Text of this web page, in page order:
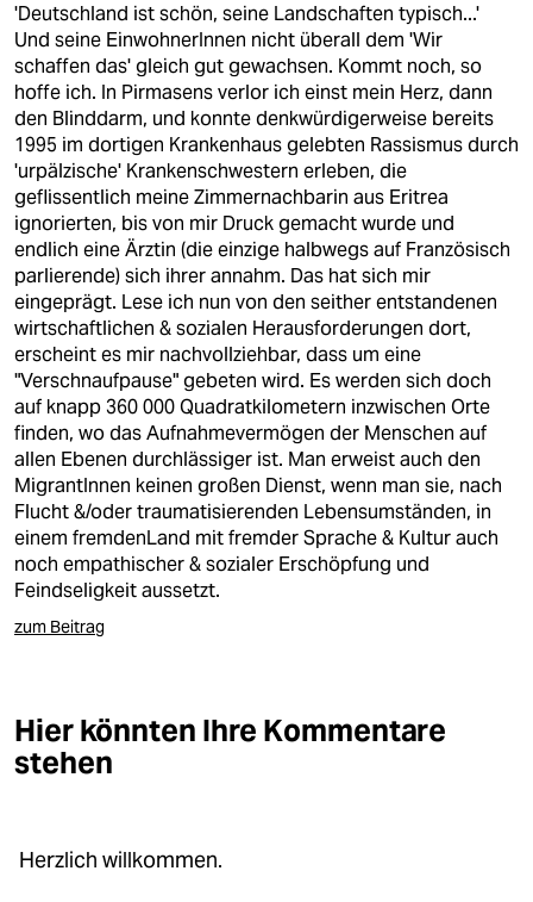
berlin
nord
wahrheit
verlag
verlag
veranstaltungen
shop
fragen & hilfe
unterstützen
abo
genossenschaft
epaper login
'Deutschland ist schön, seine Landschaften typisch...'
Und seine EinwohnerInnen nicht überall dem 'Wir
schaffen das' gleich gut gewachsen. Kommt noch, so
hoffe ich. In Pirmasens verlor ich einst mein Herz, dann
den Blinddarm, und konnte denkwürdigerweise bereits
1995 im dortigen Krankenhaus gelebten Rassismus durch
'urpälzische' Krankenschwestern erleben, die
geflissentlich meine Zimmernachbarin aus Eritrea
ignorierten, bis von mir Druck gemacht wurde und
endlich eine Ärztin (die einzige halbwegs auf Französisch
parlierende) sich ihrer annahm. Das hat sich mir
eingeprägt. Lese ich nun von den seither entstandenen
wirtschaftlichen & sozialen Herausforderungen dort,
erscheint es mir nachvollziehbar, dass um eine
"Verschnaufpause" gebeten wird. Es werden sich doch
auf knapp 360 000 Quadratkilometern inzwischen Orte
finden, wo das Aufnahmevermögen der Menschen auf
allen Ebenen durchlässiger ist. Man erweist auch den
MigrantInnen keinen großen Dienst, wenn man sie, nach
Flucht &/oder traumatisierenden Lebensumständen, in
einem fremdenLand mit fremder Sprache & Kultur auch
noch empathischer & sozialer Erschöpfung und
Feindseligkeit aussetzt.
zum Beitrag
Hier könnten Ihre Kommentare
stehen
Herzlich willkommen.